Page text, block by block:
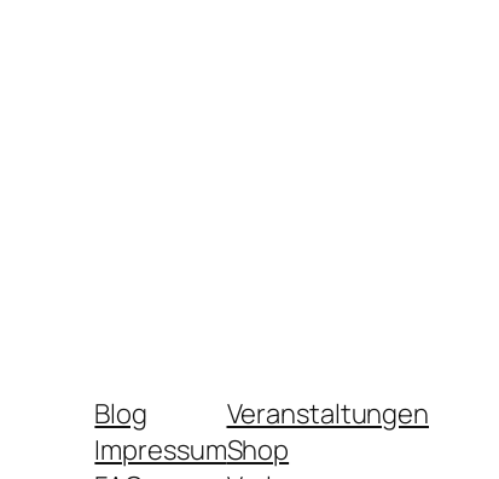
Blog
Impressum
Veranstaltungen
Shop